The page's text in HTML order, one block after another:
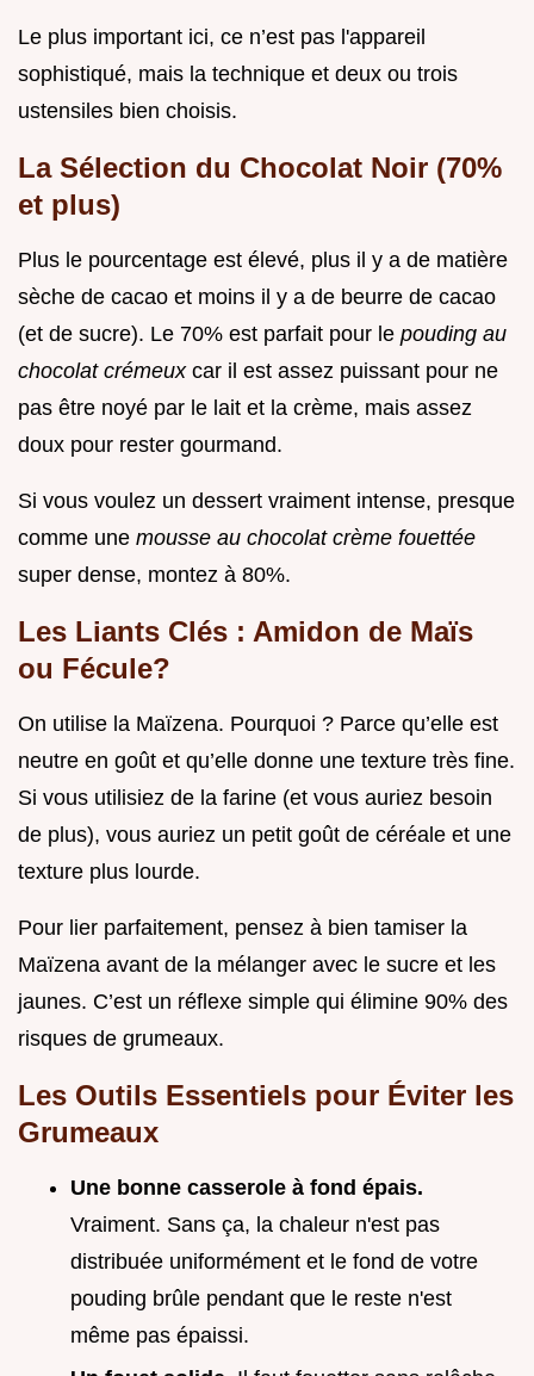
Le plus important ici, ce n’est pas l'appareil
sophistiqué, mais la technique et deux ou trois
ustensiles bien choisis.
La Sélection du Chocolat Noir (70%
et plus)
Plus le pourcentage est élevé, plus il y a de matière
sèche de cacao et moins il y a de beurre de cacao
(et de sucre). Le 70% est parfait pour le pouding au
chocolat crémeux car il est assez puissant pour ne
pas être noyé par le lait et la crème, mais assez
doux pour rester gourmand.
Si vous voulez un dessert vraiment intense, presque
comme une mousse au chocolat crème fouettée
super dense, montez à 80%.
Les Liants Clés : Amidon de Maïs
ou Fécule?
On utilise la Maïzena. Pourquoi ? Parce qu’elle est
neutre en goût et qu’elle donne une texture très fine.
Si vous utilisiez de la farine (et vous auriez besoin
de plus), vous auriez un petit goût de céréale et une
texture plus lourde.
Pour lier parfaitement, pensez à bien tamiser la
Maïzena avant de la mélanger avec le sucre et les
jaunes. C’est un réflexe simple qui élimine 90% des
risques de grumeaux.
Les Outils Essentiels pour Éviter les
Grumeaux
Une bonne casserole à fond épais.
Vraiment. Sans ça, la chaleur n'est pas
distribuée uniformément et le fond de votre
pouding brûle pendant que le reste n'est
même pas épaissi.